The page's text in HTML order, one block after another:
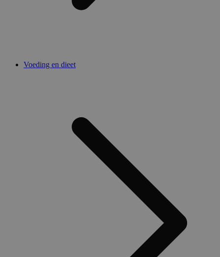
Voeding en dieet